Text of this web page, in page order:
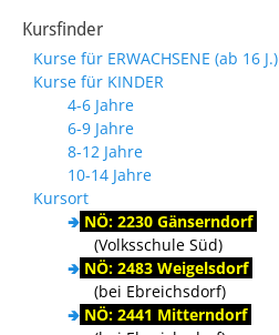
Kursfinder
Kurse für ERWACHSENE (ab 16 J.)
Kurse für KINDER
4-6 Jahre
6-9 Jahre
8-12 Jahre
10-14 Jahre
Kursort
🢂 NÖ: 2230 Gänserndorf
(Volksschule Süd)
🢂 NÖ: 2483 Weigelsdorf
(bei Ebreichsdorf)
🢂 NÖ: 2441 Mitterndorf